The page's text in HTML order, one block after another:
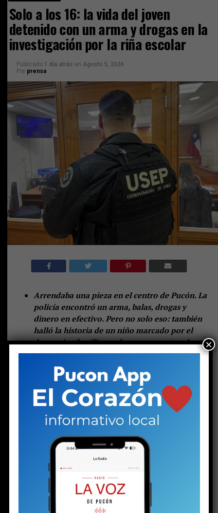
Solo a los 16: la vida del joven
detenido con un arma y drogas en la
investigación por la riña escolar
Publicado 1 día atrás en Agosto 5, 2026
Por prensa
Arrendaba una pieza en el centro de Pucón. La
policía encontró un arma, balas, drogas y
dinero en efectivo. Pero no solo eso: también
halló la historia de un niño marcado por el
desarraigo familiar y, al parecer, capturado por
el mundo narco.
Lo dejaron tirado igual que a mí.
Las palabras de una joven en el hall central de espera
del tribunal de Pucón suenan duras. Las escuchan otras
dos mujeres: una de mediana edad y otra mayor. Las tres
contener las lágrimas. Pero la mayor no puede.
gota brota de sus ojos y rueda lentamente por su
mejilla, enrojecida por el frío invierno puconino. Su
rostro está endurecido. Se nota rabia, enojo e
impotencia. Quizás todo al mismo tiempo. Pero la
parte del enojo aumenta cuando un hombre llega a
×